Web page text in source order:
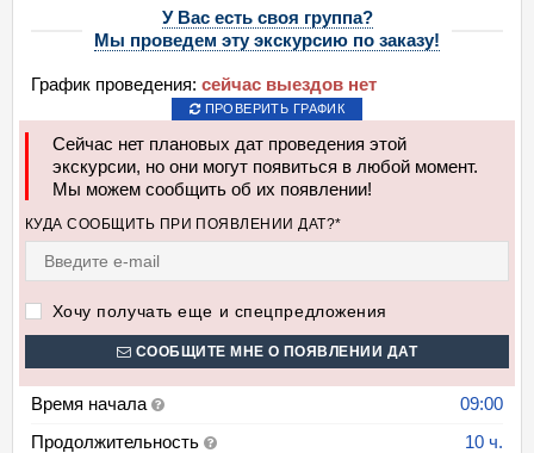
У Вас есть своя группа?
Мы проведем эту экскурсию по заказу!
График проведения: сейчас выездов нет
ПРОВЕРИТЬ ГРАФИК
Сейчас нет плановых дат проведения этой
экскурсии, но они могут появиться в любой момент.
Мы можем сообщить об их появлении!
КУДА СООБЩИТЬ ПРИ ПОЯВЛЕНИИ ДАТ?*
Хочу получать еще и спецпредложения
СООБЩИТЕ МНЕ О ПОЯВЛЕНИИ ДАТ
Время начала
09:00
Продолжительность
10 ч.